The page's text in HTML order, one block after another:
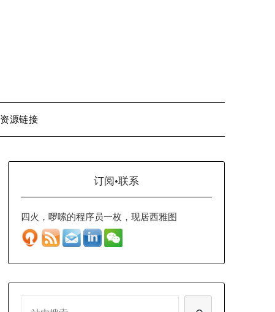
资源链接
订阅·联系
四火，啰嗦的程序员一枚，现居西雅图